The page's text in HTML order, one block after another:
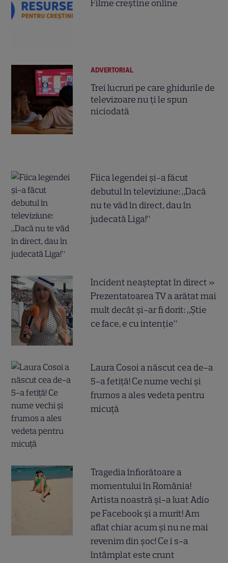
Filme creștine online
ADVERTORIAL
Trei lucruri pe care ghidurile de
televizoare nu ți le spun
niciodată
Fiica legendei și-a făcut
debutul în televiziune: „Dacă
nu te văd în direct, dau în
judecată Liga!”
Incident neașteptat în direct »
Prezentatoarea TV a arătat mai
mult decât și-ar fi dorit: „Știe
ce face, e cu intenție”
Laura Cosoi a născut cea de-a
5-a fetiță! Ce nume vechi și
frumos a ales vedeta pentru
micuță
Tragedia înfiorătoare a
momentului în România!
Artista noastră și-a luat Adio
pe Facebook și a murit! Am
aflat chiar acum și nu ne mai
revenim din șoc! Ce i s-a
întâmplat este crunt